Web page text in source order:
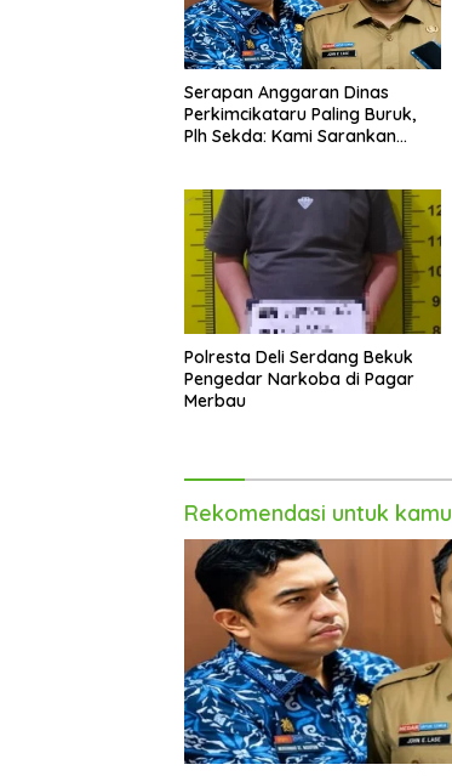
Serapan Anggaran Dinas
Perkimcikataru Paling Buruk,
Plh Sekda: Kami Sarankan
Polresta Deli Serdang Bekuk
Pengedar Narkoba di Pagar
Merbau
Rekomendasi untuk kamu